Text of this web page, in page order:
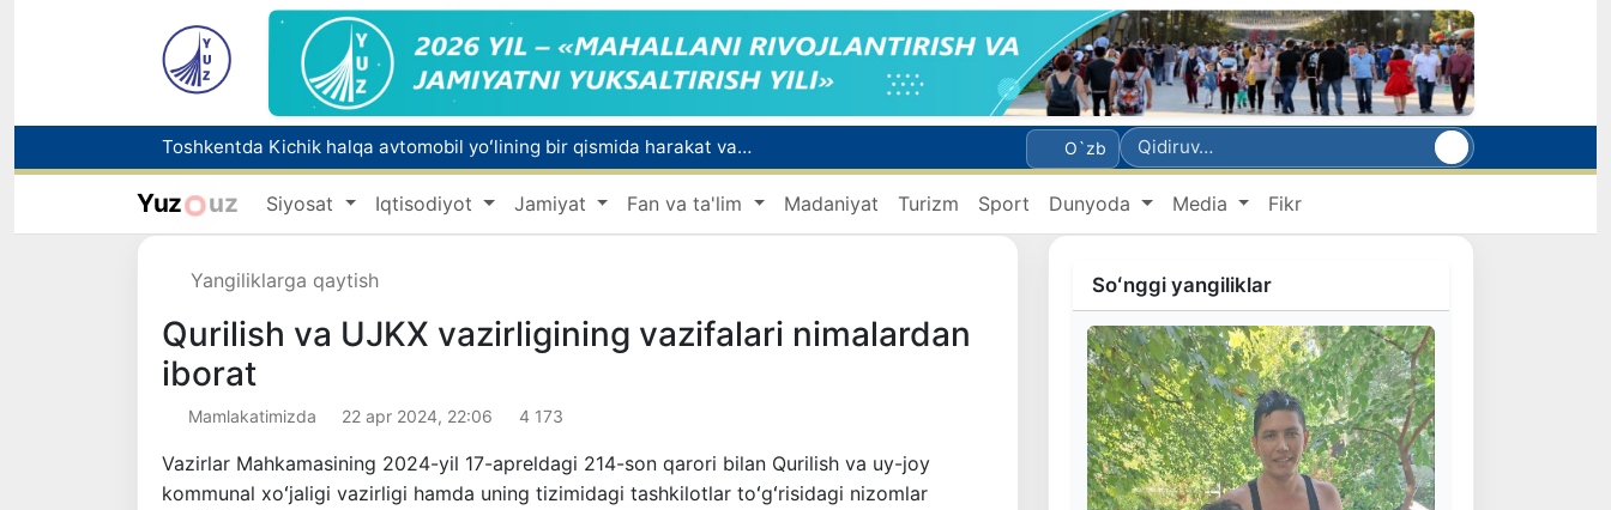
Toshkentda Kichik halqa avtomobil yoʻlining bir qismida harakat vaqtincha cheklanadi
Chorvachilik sohasida subsidiyalar ajratiladi
Tabiatning kutilmagan hodisasi: Yangi Zelandiyaga qalin qor yog‘di
Toshkentda PPX inspektori 13 yoshli bolani qutqarib qoldi
O`zb
Yuz uz Siyosat Iqtisodiyot Jamiyat Fan va ta'lim Madaniyat Turizm Sport Dunyoda Media Fikr
Yangiliklarga qaytish
Qurilish va UJKX vazirligining vazifalari nimalardan
iborat
Mamlakatimizda 22 apr 2024, 22:06 4 173
Vazirlar Mahkamasining 2024-yil 17-apreldagi 214-son qarori bilan Qurilish va uy-joy
kommunal xoʻjaligi vazirligi hamda uning tizimidagi tashkilotlar toʻgʻrisidagi nizomlar
Soʻnggi yangiliklar